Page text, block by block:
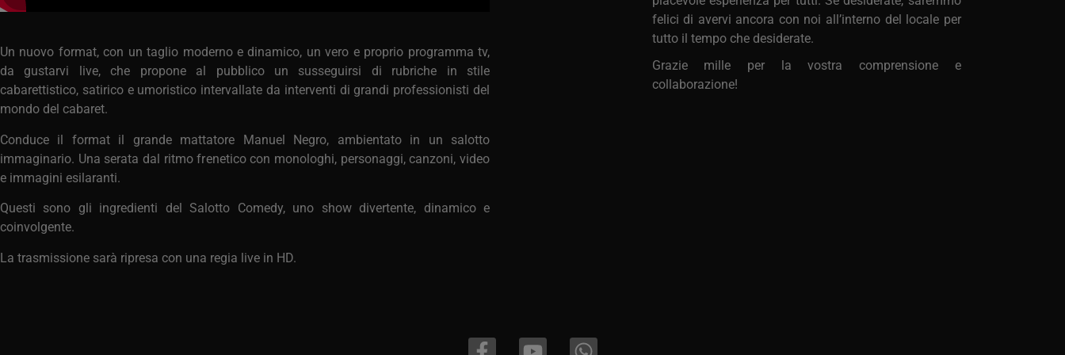
Un nuovo format, con un taglio moderno e dinamico, un vero e proprio programma tv,
da gustarvi live, che propone al pubblico un susseguirsi di rubriche in stile
cabarettistico, satirico e umoristico intervallate da interventi di grandi professionisti del
mondo del cabaret.
Conduce il format il grande mattatore Manuel Negro, ambientato in un salotto
immaginario. Una serata dal ritmo frenetico con monologhi, personaggi, canzoni, video
e immagini esilaranti.
Questi sono gli ingredienti del Salotto Comedy, uno show divertente, dinamico e
coinvolgente.
La trasmissione sarà ripresa con una regia live in HD.
felici di avervi ancora con noi all’interno del locale per
tutto il tempo che desiderate.
Grazie mille per la vostra comprensione e
collaborazione!